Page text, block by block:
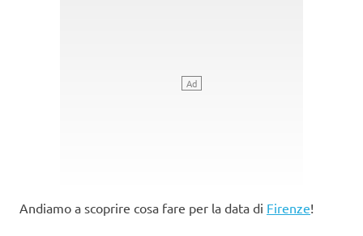
Andiamo a scoprire cosa fare per la data di Firenze!